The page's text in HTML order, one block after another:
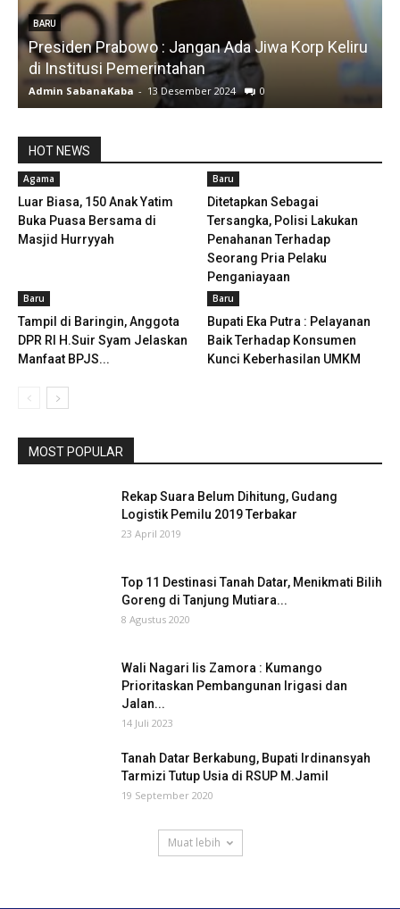
BARU
Presiden Prabowo : Jangan Ada Jiwa Korp Keliru
di Institusi Pemerintahan
Admin SabanaKaba - 13 Desember 2024 0
HOT NEWS
Agama
Luar Biasa, 150 Anak Yatim
Buka Puasa Bersama di
Masjid Hurryyah
Baru
Ditetapkan Sebagai
Tersangka, Polisi Lakukan
Penahanan Terhadap
Seorang Pria Pelaku
Penganiayaan
Baru
Tampil di Baringin, Anggota
DPR RI H.Suir Syam Jelaskan
Manfaat BPJS...
Baru
Bupati Eka Putra : Pelayanan
Baik Terhadap Konsumen
Kunci Keberhasilan UMKM
MOST POPULAR
Rekap Suara Belum Dihitung, Gudang
Logistik Pemilu 2019 Terbakar
23 April 2019
Top 11 Destinasi Tanah Datar, Menikmati Bilih
Goreng di Tanjung Mutiara...
8 Agustus 2020
Wali Nagari Iis Zamora : Kumango
Prioritaskan Pembangunan Irigasi dan
Jalan...
14 Juli 2023
Tanah Datar Berkabung, Bupati Irdinansyah
Tarmizi Tutup Usia di RSUP M.Jamil
19 September 2020
Muat lebih